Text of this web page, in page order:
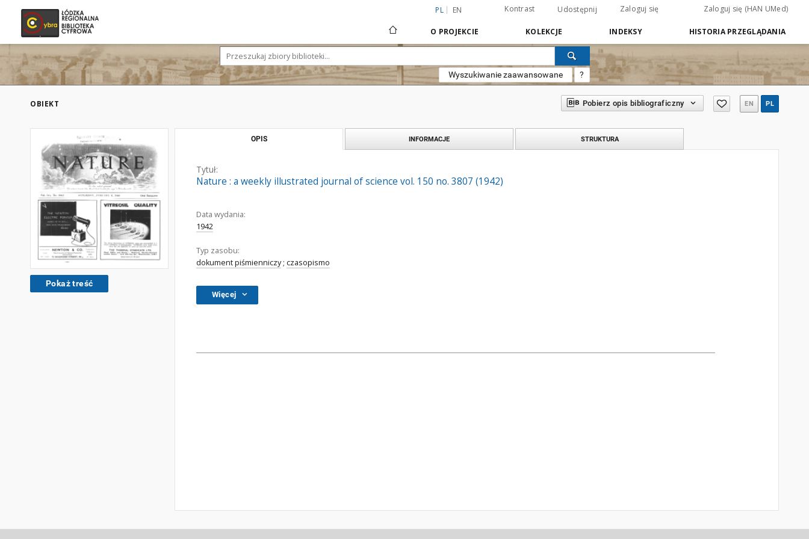
PL EN Kontrast Udostępnij Zaloguj się Zaloguj się (HAN UMed)
O PROJEKCIE KOLEKCJE INDEKSY HISTORIA PRZEGLĄDANIA
Wyszukiwanie zaawansowane ?
OBIEKT Pobierz opis bibliograficzny EN PL
Pokaż treść
OPIS INFORMACJE STRUKTURA
Tytuł:
Nature : a weekly illustrated journal of science vol. 150 no. 3807 (1942)
Data wydania:
1942
Typ zasobu:
dokument piśmienniczy; czasopismo
Więcej